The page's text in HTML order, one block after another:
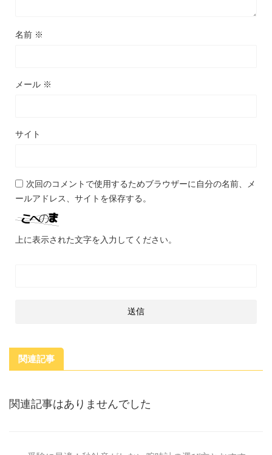
名前 ※
メール ※
サイト
次回のコメントで使用するためブラウザーに自分の名前、メ
ールアドレス、サイトを保存する。
上に表示された文字を入力してください。
関連記事
関連記事はありませんでした